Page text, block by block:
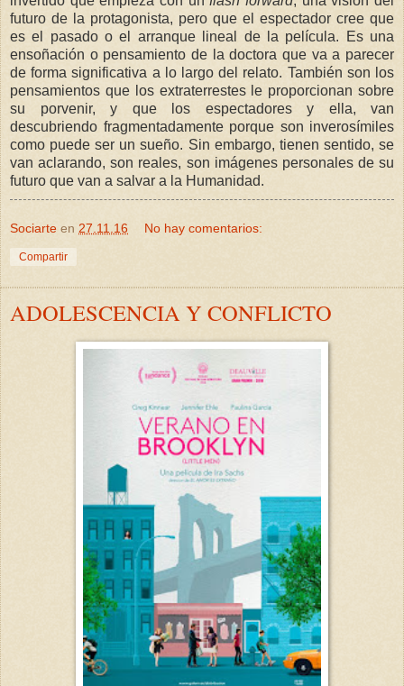
futuro de la protagonista, pero que el espectador cree que
es el pasado o el arranque lineal de la película. Es una
ensoñación o pensamiento de la doctora que va a parecer
de forma significativa a lo largo del relato. También son los
pensamientos que los extraterrestes le proporcionan sobre
su porvenir, y que los espectadores y ella, van
descubriendo fragmentadamente porque son inverosímiles
como puede ser un sueño. Sin embargo, tienen sentido, se
van aclarando, son reales, son imágenes personales de su
futuro que van a salvar a la Humanidad.
Sociarte en 27.11.16 No hay comentarios:
Compartir
ADOLESCENCIA Y CONFLICTO